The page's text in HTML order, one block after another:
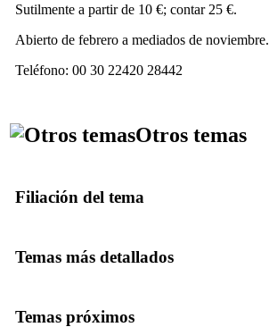
Sutilmente a partir de 10 €; contar 25 €.
Abierto de febrero a mediados de noviembre.
Teléfono: 00 30 22420 28442
Otros temas
Filiación del tema
Temas más detallados
Temas próximos